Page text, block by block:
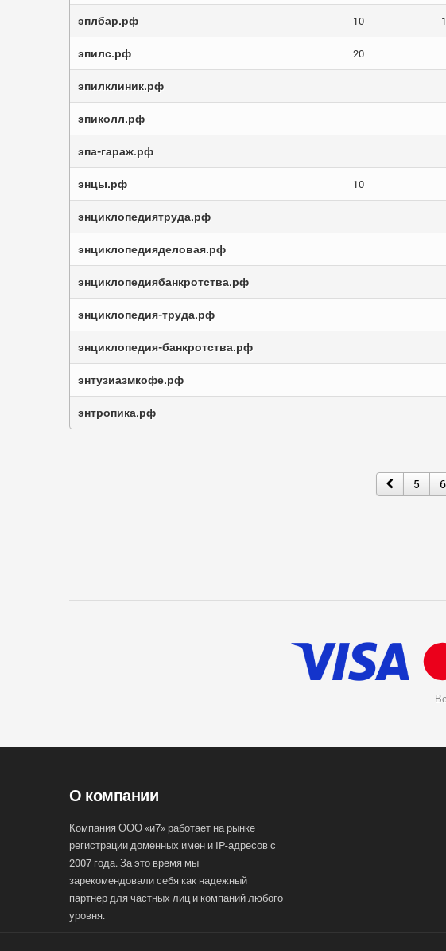
эплбар.рф 10 1
эпилс.рф 20
эпилклиник.рф
эпиколл.рф
эпа-гараж.рф
энцы.рф 10
энциклопедиятруда.рф
энциклопедияделовая.рф
энциклопедиябанкротства.рф
энциклопедия-труда.рф
энциклопедия-банкротства.рф
энтузиазмкофе.рф
энтропика.рф
5 6
О компании
Компания ООО «и7» работает на рынке
регистрации доменных имен и IP-адресов с
2007 года. За это время мы
зарекомендовали себя как надежный
партнер для частных лиц и компаний любого
уровня.